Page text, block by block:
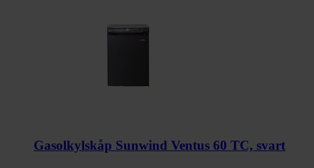
Gasolkylskåp Sunwind Ventus 60 TC, svart